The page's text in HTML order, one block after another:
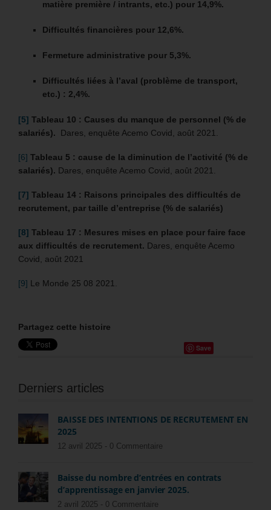
matière première / intrants, etc.) pour 14,9%.
Difficultés financières pour 12,6%.
Fermeture administrative pour 5,3%.
Difficultés liées à l’aval (problème de transport,
etc.) : 2,4%.
[5] Tableau 10 : Causes du manque de personnel (% de
salariés).
Dares, enquête Acemo Covid, août 2021.
[6] Tableau 5 : cause de la diminution de l’activité (% de
salariés). Dares, enquête Acemo Covid, août 2021.
[7] Tableau 14 : Raisons principales des difficultés de
recrutement, par taille d’entreprise (% de salariés)
[8] Tableau 17 : Mesures mises en place pour faire face
aux difficultés de recrutement. Dares, enquête Acemo
Covid, août 2021
[9] Le Monde 25 08 2021.
Partagez cette histoire
Save
Derniers articles
BAISSE DES INTENTIONS DE RECRUTEMENT EN
2025
12 avril 2025 - 0 Commentaire
Baisse du nombre d’entrées en contrats
d’apprentissage en janvier 2025.
2 avril 2025 - 0 Commentaire